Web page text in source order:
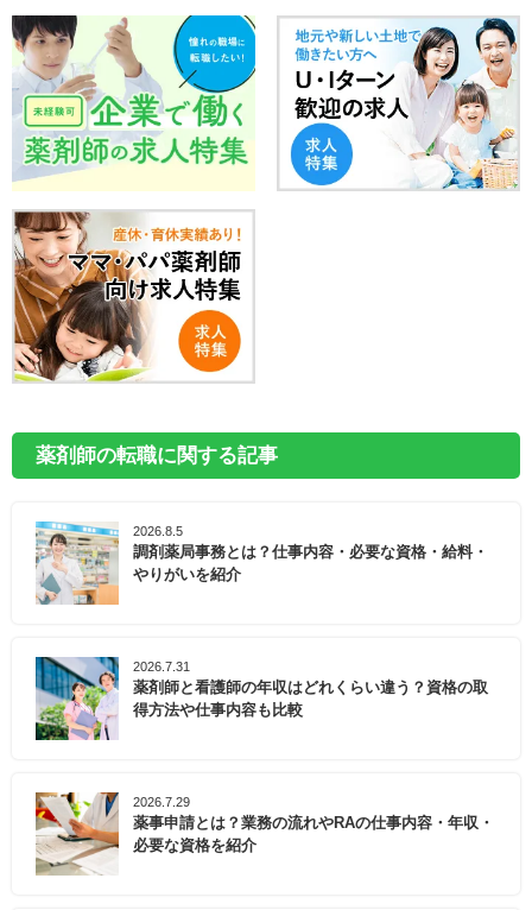
薬剤師の転職に関する記事
2026.8.5
調剤薬局事務とは？仕事内容・必要な資格・給料・
やりがいを紹介
2026.7.31
薬剤師と看護師の年収はどれくらい違う？資格の取
得方法や仕事内容も比較
2026.7.29
薬事申請とは？業務の流れやRAの仕事内容・年収・
必要な資格を紹介